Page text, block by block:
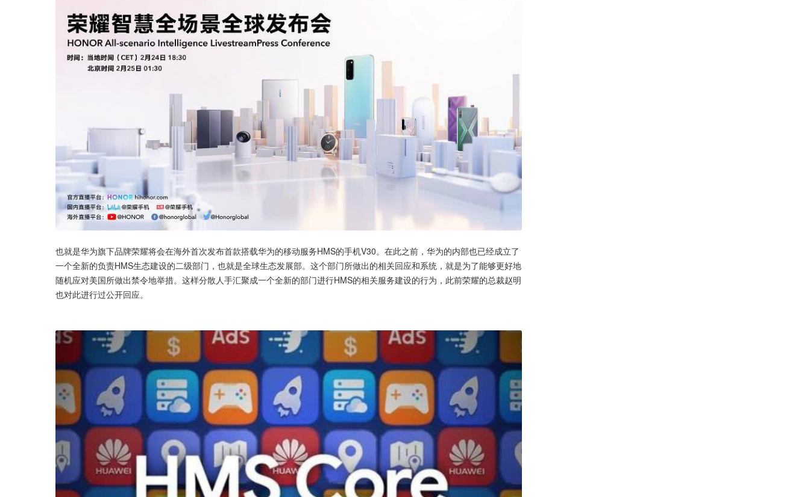
也就是华为旗下品牌荣耀将会在海外首次发布首款搭载华为的移动服务HMS的手机V30。在此之前，华为的内部也已经成立了
一个全新的负责HMS生态建设的二级部门，也就是全球生态发展部。这个部门所做出的相关回应和系统，就是为了能够更好地
随机应对美国所做出禁令地举措。这样分散人手汇聚成一个全新的部门进行HMS的相关服务建设的行为，此前荣耀的总裁赵明
也对此进行过公开回应。